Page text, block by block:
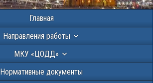
Главная
Направления работы
МКУ «ЦОДД»
Нормативные документы